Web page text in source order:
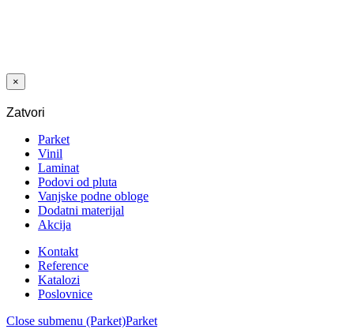
×
Zatvori
Parket
Vinil
Laminat
Podovi od pluta
Vanjske podne obloge
Dodatni materijal
Akcija
Kontakt
Reference
Katalozi
Poslovnice
Close submenu (Parket)Parket